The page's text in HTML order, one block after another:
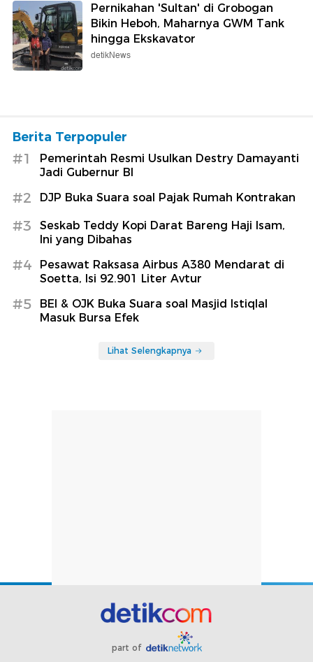
Pernikahan 'Sultan' di Grobogan
Bikin Heboh, Maharnya GWM Tank
hingga Ekskavator
detikNews
Berita Terpopuler
#1
Pemerintah Resmi Usulkan Destry Damayanti
Jadi Gubernur BI
#2 DJP Buka Suara soal Pajak Rumah Kontrakan
#3
Seskab Teddy Kopi Darat Bareng Haji Isam,
Ini yang Dibahas
#4
Pesawat Raksasa Airbus A380 Mendarat di
Soetta, Isi 92.901 Liter Avtur
#5
BEI & OJK Buka Suara soal Masjid Istiqlal
Masuk Bursa Efek
Lihat Selengkapnya
part of